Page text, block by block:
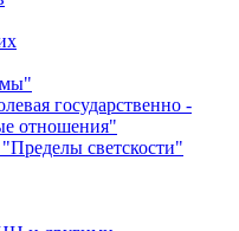
государственно -
отношения"
светскости"